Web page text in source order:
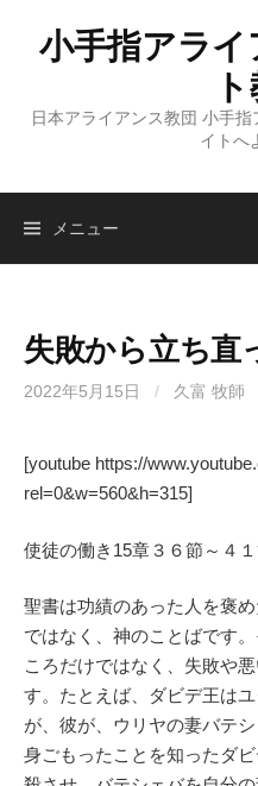
ス
小手指アラ
日本アライアンス教団 小手
イトへ
メニュー
失敗から立ち直
2022年5月15日 / 久富 牧師
[youtube https://
rel=0&w=560&h=315]
使徒の働き15章３６節～４
聖書は功績のあった人を褒
ではなく、神のことばです
ころだけではなく、失敗や
す。たとえば、ダビデ王は
が、彼が、ウリヤの妻バテ
身ごもったことを知ったダ